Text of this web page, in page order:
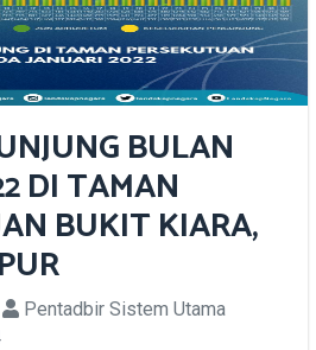
BULAN
DI TAMAN
BUKIT KIARA,
Pentadbir Sistem Utama